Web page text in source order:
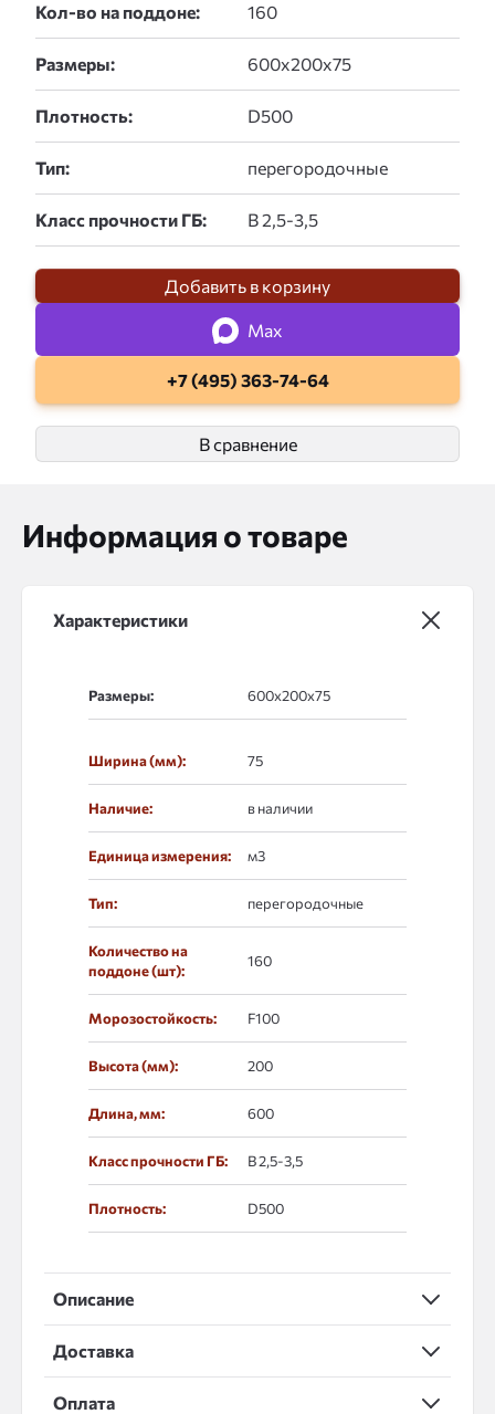
Кол-во на поддоне:
Размеры:
Плотность:
Тип:
Класс прочности ГБ:
Добавить в корзину
Max
+7 (495) 363-74-64
В сравнение
Информация о товаре
Характеристики
Размеры:
Ширина (мм): 75
Наличие: в наличии
Единица измерения: м3
Тип: перегородочные
Количество на
поддоне (шт):
160
Морозостойкость: F100
Высота (мм): 200
Длина, мм: 600
Класс прочности ГБ: В 2,5-3,5
Плотность: D500
Описание
Доставка
Оплата